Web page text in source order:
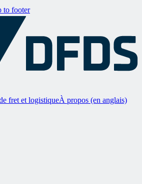
to footer
fret et logistiqueÀ propos (en anglais)